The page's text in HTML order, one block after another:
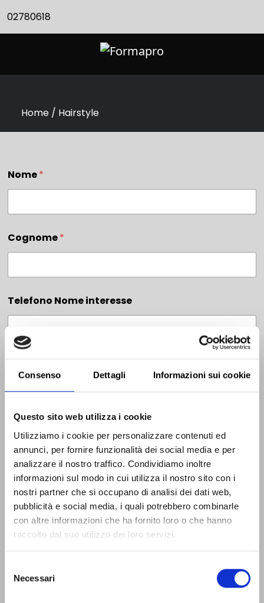
Consenso Dettagli Informazioni sui cookie
Questo sito web utilizza i cookie
Utilizziamo i cookie per personalizzare contenuti ed
annunci, per fornire funzionalità dei social media e per
analizzare il nostro traffico. Condividiamo inoltre
informazioni sul modo in cui utilizza il nostro sito con i
nostri partner che si occupano di analisi dei dati web,
pubblicità e social media, i quali potrebbero combinarle
con altre informazioni che ha fornito loro o che hanno
raccolto dal suo utilizzo dei loro servizi.
delNecessari
02780618
Home / Hairstyle
Nome*
Cognome*
Telefono Nome interesse
Email*
Seleziona il corso di interesse*
Estetista
Acconciatore
Tatuatore
Piercing